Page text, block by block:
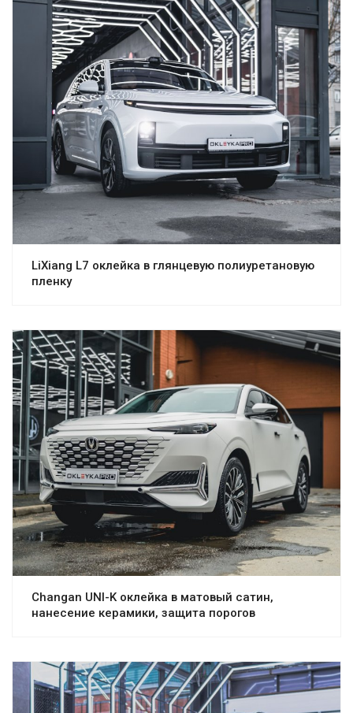
LiXiang L7 оклейка в глянцевую полиуретановую
пленку
Changan UNI-K оклейка в матовый сатин,
нанесение керамики, защита порогов